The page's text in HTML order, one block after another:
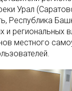
Урал
Республика
и региональных
местного